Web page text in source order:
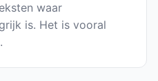
waar
is. Het is vooral